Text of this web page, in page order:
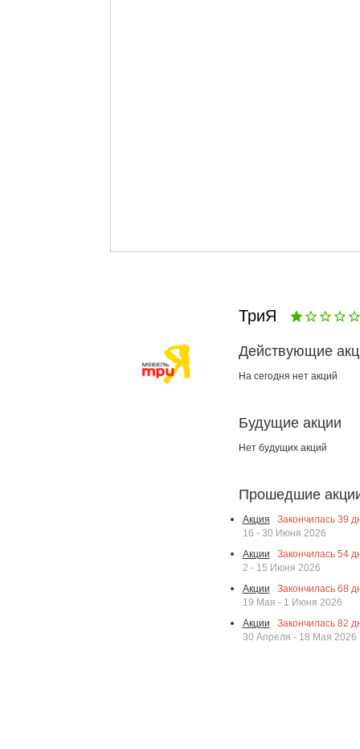
ТриЯ
Действующие
На сегодня нет акций
Будущие акции
Нет будущих акций
Прошедшие
Акция Закончилась 39
16 - 30 Июня 2026
Акции
Закончилась 54
2 - 15 Июня 2026
Акции
Закончилась 68
19 Мая - 1 Июня 2026
Акции
Закончилась 82
30 Апреля - 18 Мая 2026